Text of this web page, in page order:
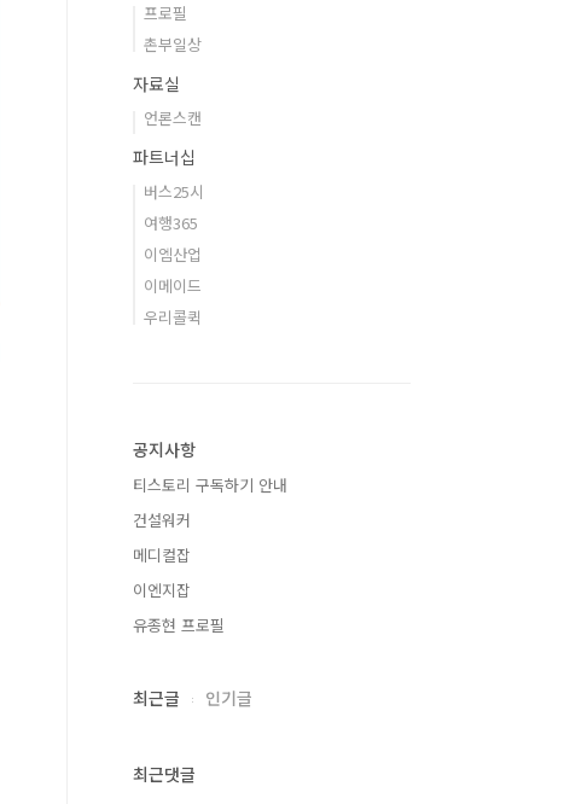
프로필
촌부일상
자료실
언론스캔
파트너십
버스25시
여행365
이엠산업
이메이드
우리콜퀵
공지사항
티스토리 구독하기 안내
건설워커
메디컬잡
이엔지잡
유종현 프로필
최근글 인기글
최근댓글